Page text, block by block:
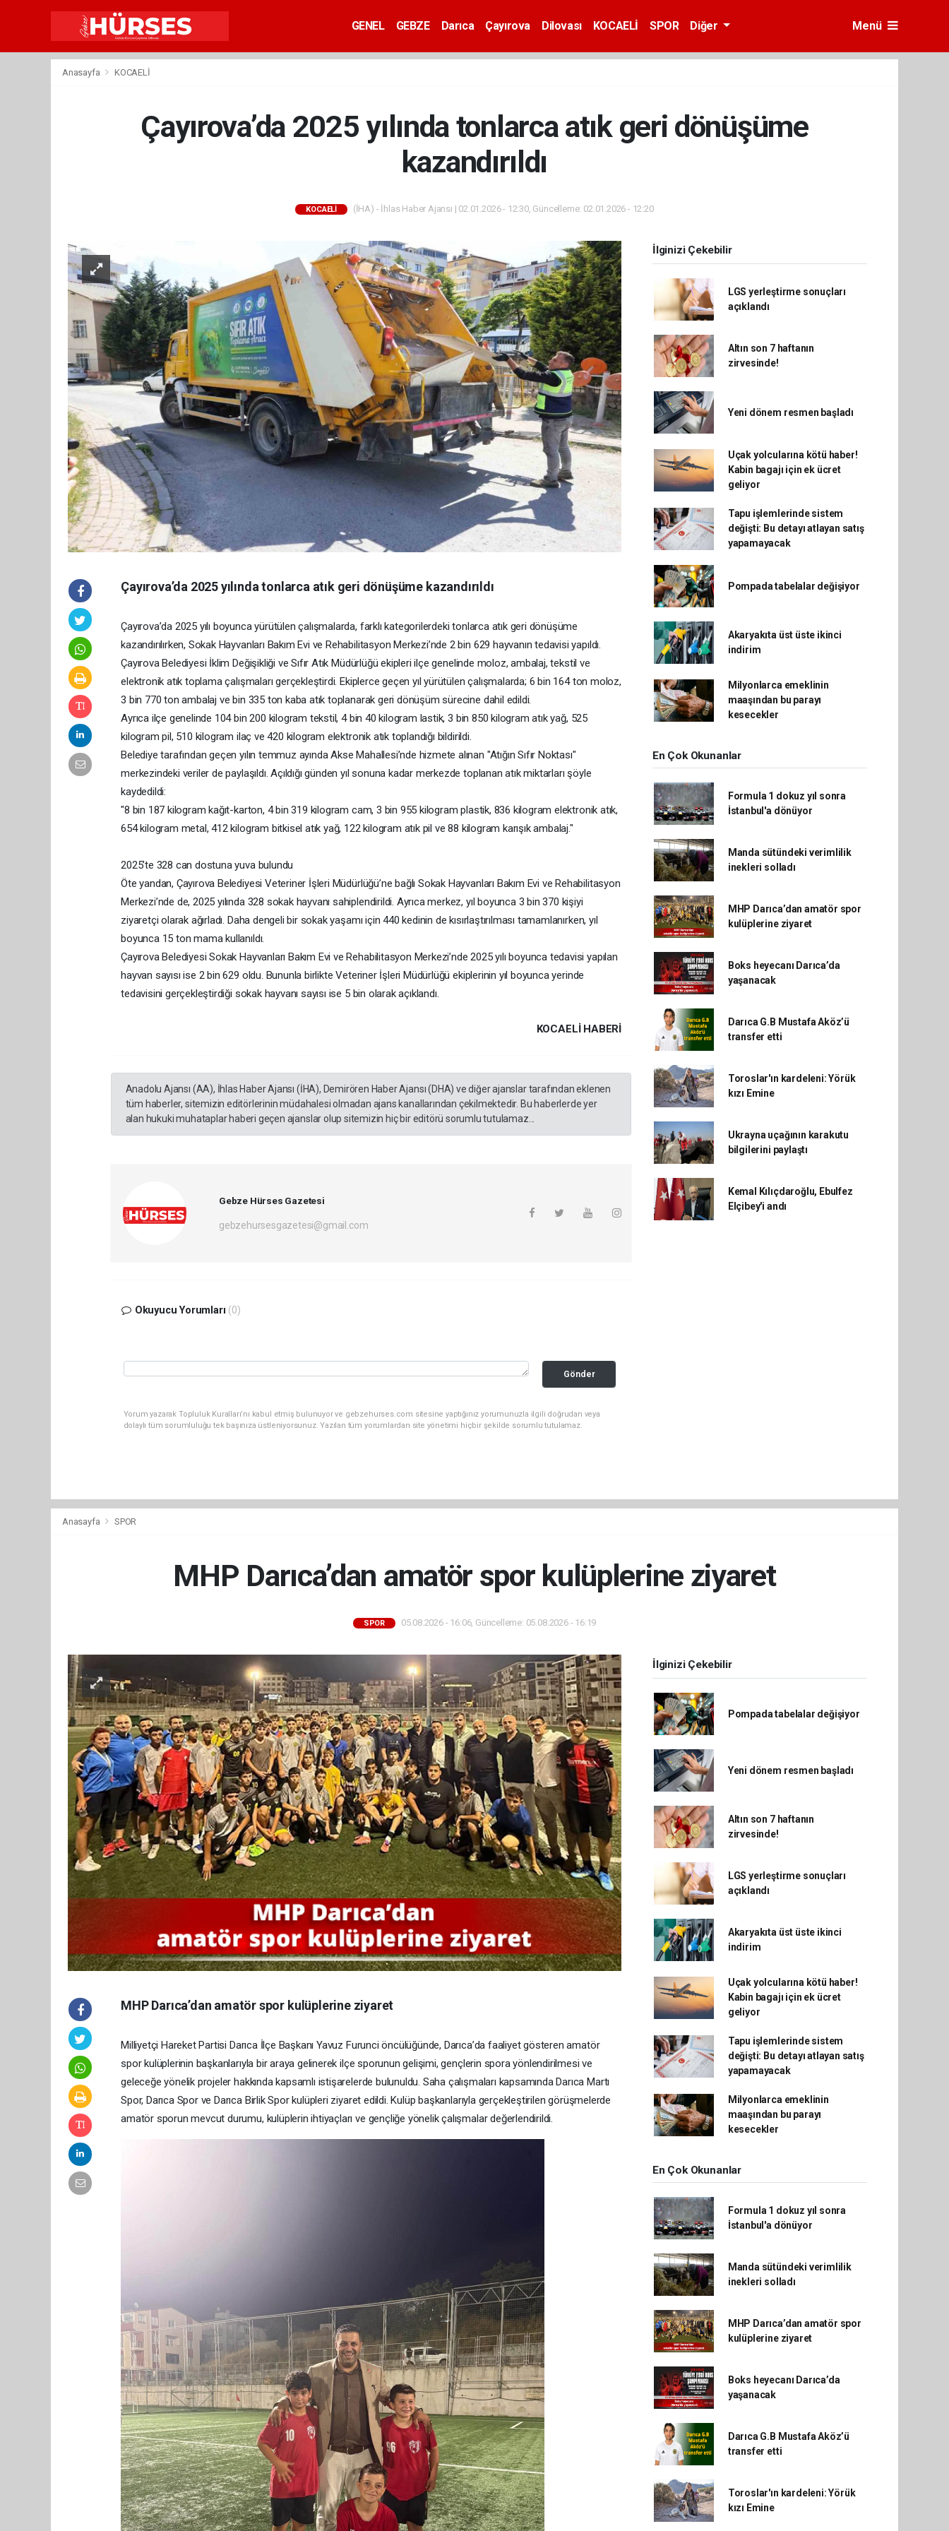
GENEL GEBZE Darıca Çayırova Dilovası KOCAELİ SPOR Diğer Menü
Anasayfa KOCAELİ
Çayırova’da 2025 yılında tonlarca atık geri dönüşüme
kazandırıldı
KOCAELİ (İHA) - İhlas Haber Ajansı | 02.01.2026 - 12:30, Güncelleme: 02.01.2026 - 12:20
Çayırova’da 2025 yılında tonlarca atık geri dönüşüme kazandırıldı
Çayırova’da 2025 yılı boyunca yürütülen çalışmalarda, farklı kategorilerdeki tonlarca atık geri dönüşüme
kazandırılırken, Sokak Hayvanları Bakım Evi ve Rehabilitasyon Merkezi’nde 2 bin 629 hayvanın tedavisi yapıldı.
Çayırova Belediyesi İklim Değişikliği ve Sıfır Atık Müdürlüğü ekipleri ilçe genelinde moloz, ambalaj, tekstil ve
elektronik atık toplama çalışmaları gerçekleştirdi. Ekiplerce geçen yıl yürütülen çalışmalarda; 6 bin 164 ton moloz,
3 bin 770 ton ambalaj ve bin 335 ton kaba atık toplanarak geri dönüşüm sürecine dahil edildi.
Ayrıca ilçe genelinde 104 bin 200 kilogram tekstil, 4 bin 40 kilogram lastik, 3 bin 850 kilogram atık yağ, 525
kilogram pil, 510 kilogram ilaç ve 420 kilogram elektronik atık toplandığı bildirildi.
Belediye tarafından geçen yılın temmuz ayında Akse Mahallesi’nde hizmete alınan "Atığın Sıfır Noktası"
merkezindeki veriler de paylaşıldı. Açıldığı günden yıl sonuna kadar merkezde toplanan atık miktarları şöyle
kaydedildi:
"8 bin 187 kilogram kağıt-karton, 4 bin 319 kilogram cam, 3 bin 955 kilogram plastik, 836 kilogram elektronik atık,
654 kilogram metal, 412 kilogram bitkisel atık yağ, 122 kilogram atık pil ve 88 kilogram karışık ambalaj."
2025’te 328 can dostuna yuva bulundu
Öte yandan, Çayırova Belediyesi Veteriner İşleri Müdürlüğü’ne bağlı Sokak Hayvanları Bakım Evi ve Rehabilitasyon
Merkezi’nde de, 2025 yılında 328 sokak hayvanı sahiplendirildi. Ayrıca merkez, yıl boyunca 3 bin 370 kişiyi
ziyaretçi olarak ağırladı. Daha dengeli bir sokak yaşamı için 440 kedinin de kısırlaştırılması tamamlanırken, yıl
boyunca 15 ton mama kullanıldı.
Çayırova Belediyesi Sokak Hayvanları Bakım Evi ve Rehabilitasyon Merkezi’nde 2025 yılı boyunca tedavisi yapılan
hayvan sayısı ise 2 bin 629 oldu. Bununla birlikte Veteriner İşleri Müdürlüğü ekiplerinin yıl boyunca yerinde
tedavisini gerçekleştirdiği sokak hayvanı sayısı ise 5 bin olarak açıklandı.
KOCAELI HABERİ
Anadolu Ajansı (AA), İhlas Haber Ajansı (İHA), Demirören Haber Ajansı (DHA) ve diğer ajanslar tarafından eklenen
tüm haberler, sitemizin editörlerinin müdahalesi olmadan ajans kanallarından çekilmektedir. Bu haberlerde yer
alan hukuki muhataplar haberi geçen ajanslar olup sitemizin hiç bir editörü sorumlu tutulamaz...
Gebze Hürses Gazetesi
gebzehursesgazetesi@gmail.com
Okuyucu Yorumları (0)
Gönder
Yorum yazarak Topluluk Kuralları’nı kabul etmiş bulunuyor ve gebzehurses.com sitesine yaptığınız yorumunuzla ilgili doğrudan veya
dolaylı tüm sorumluluğu tek başınıza üstleniyorsunuz. Yazılan tüm yorumlardan site yönetimi hiçbir şekilde sorumlu tutulamaz.
İlginizi Çekebilir
LGS yerleştirme sonuçları
açıklandı
Altın son 7 haftanın
zirvesinde!
Yeni dönem resmen başladı
Uçak yolcularına kötü haber!
Kabin bagajı için ek ücret
geliyor
Tapu işlemlerinde sistem
değişti: Bu detayı atlayan satış
yapamayacak
Pompada tabelalar değişiyor
Akaryakıta üst üste ikinci
indirim
Milyonlarca emeklinin
maaşından bu parayı
kesecekler
En Çok Okunanlar
Formula 1 dokuz yıl sonra
İstanbul'a dönüyor
Manda sütündeki verimlilik
inekleri solladı
MHP Darıca’dan amatör spor
kulüplerine ziyaret
Boks heyecanı Darıca’da
yaşanacak
Darıca G.B Mustafa Aköz’ü
transfer etti
Toroslar'ın kardeleni: Yörük
kızı Emine
Ukrayna uçağının karakutu
bilgilerini paylaştı
Kemal Kılıçdaroğlu, Ebulfez
Elçibey'i andı
Anasayfa SPOR
MHP Darıca’dan amatör spor kulüplerine ziyaret
SPOR 05.08.2026 - 16:06, Güncelleme: 05.08.2026 - 16:19
MHP Darıca’dan amatör spor kulüplerine ziyaret
Milliyetçi Hareket Partisi Darıca İlçe Başkanı Yavuz Furunci öncülüğünde, Darıca’da faaliyet gösteren amatör
spor kulüplerinin başkanlarıyla bir araya gelinerek ilçe sporunun gelişimi, gençlerin spora yönlendirilmesi ve
geleceğe yönelik projeler hakkında kapsamlı istişarelerde bulunuldu. Saha çalışmaları kapsamında Darıca Martı
Spor, Darıca Spor ve Darıca Birlik Spor kulüpleri ziyaret edildi. Kulüp başkanlarıyla gerçekleştirilen görüşmelerde
amatör sporun mevcut durumu, kulüplerin ihtiyaçları ve gençliğe yönelik çalışmalar değerlendirildi.
İlginizi Çekebilir
Pompada tabelalar değişiyor
Yeni dönem resmen başladı
Altın son 7 haftanın
zirvesinde!
LGS yerleştirme sonuçları
açıklandı
Akaryakıta üst üste ikinci
indirim
Uçak yolcularına kötü haber!
Kabin bagajı için ek ücret
geliyor
Tapu işlemlerinde sistem
değişti: Bu detayı atlayan satış
yapamayacak
Milyonlarca emeklinin
maaşından bu parayı
kesecekler
En Çok Okunanlar
Formula 1 dokuz yıl sonra
İstanbul'a dönüyor
Manda sütündeki verimlilik
inekleri solladı
MHP Darıca’dan amatör spor
kulüplerine ziyaret
Boks heyecanı Darıca’da
yaşanacak
Darıca G.B Mustafa Aköz’ü
transfer etti
Toroslar'ın kardeleni: Yörük
kızı Emine